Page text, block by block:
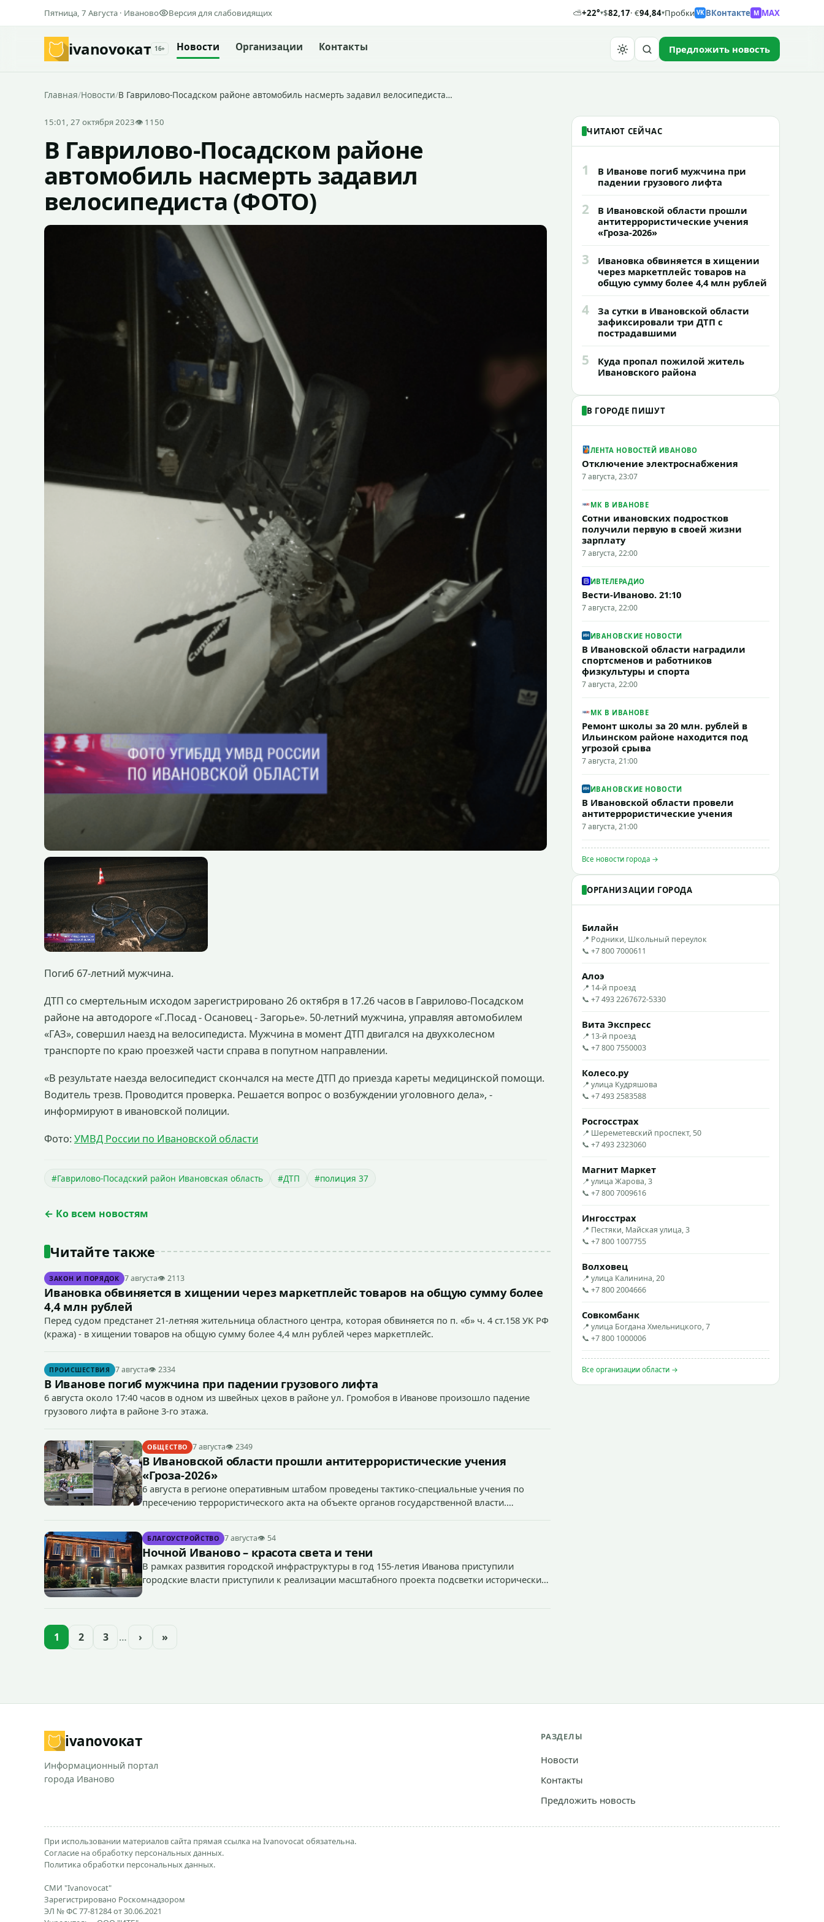
Пятница, 7 Августа · Иваново Версия для слабовидящих ⛅+22°▾$82,17· €94,84▾Пробки VK ВКонтакте M MAX
ivanovoкат 16+ Новости Организации Контакты Предложить новость
Главная/Новости/В Гаврилово-Посадском районе автомобиль насмерть задавил велосипедиста…
15:01, 27 октября 2023👁 1150
В Гаврилово-Посадском районе
автомобиль насмерть задавил
велосипедиста (ФОТО)
Погиб 67-летний мужчина.
ДТП со смертельным исходом зарегистрировано 26 октября в 17.26 часов в Гаврилово-Посадском
районе на автодороге «Г.Посад - Осановец - Загорье». 50-летний мужчина, управляя автомобилем
«ГАЗ», совершил наезд на велосипедиста. Мужчина в момент ДТП двигался на двухколесном
транспорте по краю проезжей части справа в попутном направлении.
«В результате наезда велосипедист скончался на месте ДТП до приезда кареты медицинской помощи.
Водитель трезв. Проводится проверка. Решается вопрос о возбуждении уголовного дела», -
информируют в ивановской полиции.
Фото: УМВД России по Ивановской области
#Гаврилово-Посадский район Ивановская область #ДТП #полиция 37
← Ко всем новостям
Читайте также
ЗАКОН И ПОРЯДОК 7 августа👁 2113
Ивановка обвиняется в хищении через маркетплейс товаров на общую сумму более
4,4 млн рублей
Перед судом предстанет 21-летняя жительница областного центра, которая обвиняется по п. «б» ч. 4 ст.158 УК РФ
(кража) - в хищении товаров на общую сумму более 4,4 млн рублей через маркетплейс.
ПРОИСШЕСТВИЯ 7 августа👁 2334
В Иванове погиб мужчина при падении грузового лифта
6 августа около 17:40 часов в одном из швейных цехов в районе ул. Громобоя в Иванове произошло падение
грузового лифта в районе 3-го этажа.
ОБЩЕСТВО 7 августа👁 2349
В Ивановской области прошли антитеррористические учения
«Гроза-2026»
6 августа в регионе оперативным штабом проведены тактико-специальные учения по
пресечению террористического акта на объекте органов государственной власти.
БЛАГОУСТРОЙСТВО 7 августа👁 54
Ночной Иваново – красота света и тени
В рамках развития городской инфраструктуры в год 155-летия Иванова приступили
городские власти приступили к реализации масштабного проекта подсветки исторических
1 2 3 … › »
ЧИТАЮТ СЕЙЧАС
1
В Иванове погиб мужчина при
падении грузового лифта
2
В Ивановской области прошли
антитеррористические учения
«Гроза-2026»
3
Ивановка обвиняется в хищении
через маркетплейс товаров на
общую сумму более 4,4 млн рублей
4
За сутки в Ивановской области
зафиксировали три ДТП с
пострадавшими
5
Куда пропал пожилой житель
Ивановского района
В ГОРОДЕ ПИШУТ
ЛЕНТА НОВОСТЕЙ ИВАНОВО
Отключение электроснабжения
7 августа, 23:07
МК В ИВАНОВЕ
Сотни ивановских подростков
получили первую в своей жизни
зарплату
7 августа, 22:00
ИВТЕЛЕРАДИО
Вести-Иваново. 21:10
7 августа, 22:00
ИВАНОВСКИЕ НОВОСТИ
В Ивановской области наградили
спортсменов и работников
физкультуры и спорта
7 августа, 22:00
МК В ИВАНОВЕ
Ремонт школы за 20 млн. рублей в
Ильинском районе находится под
угрозой срыва
7 августа, 21:00
ИВАНОВСКИЕ НОВОСТИ
В Ивановской области провели
антитеррористические учения
7 августа, 21:00
Все новости города →
ОРГАНИЗАЦИИ ГОРОДА
Билайн
📍 Родники, Школьный переулок
📞 +7 800 7000611
Алоэ
📍 14-й проезд
📞 +7 493 2267672-5330
Вита Экспресс
📍 13-й проезд
📞 +7 800 7550003
Колесо.ру
📍 улица Кудряшова
📞 +7 493 2583588
Росгосстрах
📍 Шереметевский проспект, 50
📞 +7 493 2323060
Магнит Маркет
📍 улица Жарова, 3
📞 +7 800 7009616
Ингосстрах
📍 Пестяки, Майская улица, 3
📞 +7 800 1007755
Волховец
📍 улица Калинина, 20
📞 +7 800 2004666
Совкомбанк
📍 улица Богдана Хмельницкого, 7
📞 +7 800 1000006
Все организации области →
ivanovoкат
Информационный портал
города Иваново
РАЗДЕЛЫ
Новости
Контакты
Предложить новость
При использовании материалов сайта прямая ссылка на Ivanovocat обязательна.
Согласие на обработку персональных данных.
Политика обработки персональных данных.
СМИ "Ivanovocat"
Зарегистрировано Роскомнадзором
ЭЛ № ФС 77-81284 от 30.06.2021